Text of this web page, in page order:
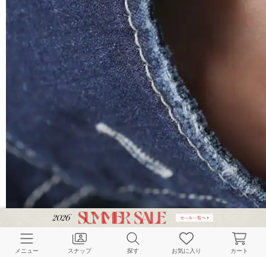
メニュー スナップ 探す お気に入り カート